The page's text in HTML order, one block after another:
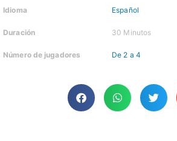
Idioma Español
Duración 30 Minutos
Número de jugadores De 2 a 4